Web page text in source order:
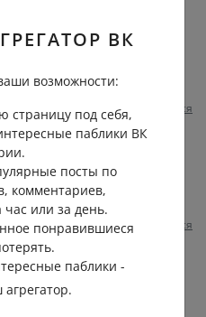
0 Отвечать Пожаловаться
как колорадский жук,
люблю это все выращивать
0 Отвечать Пожаловаться
из-за них стоит, пробки!
ВК
возможности:
страницу под себя,
паблики ВК
посты по
комментариев,
или за день.
понравившиеся
паблики -